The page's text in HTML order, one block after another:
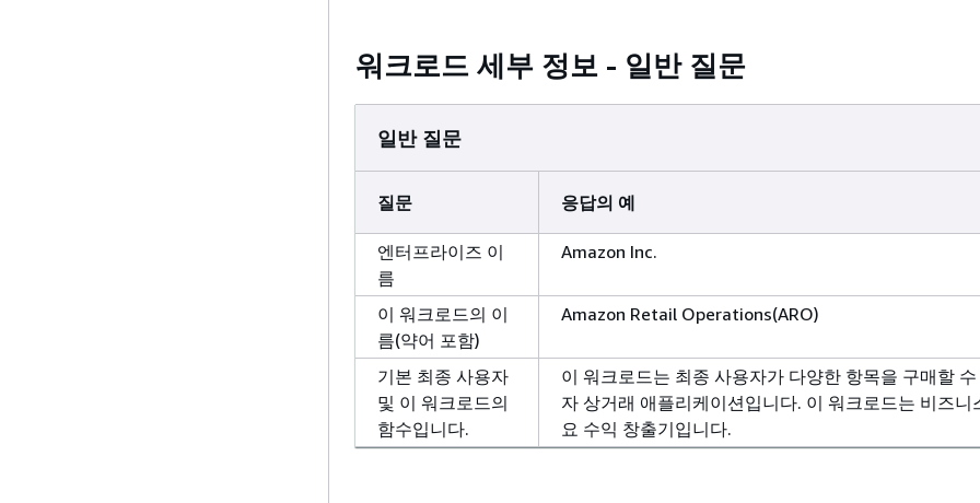
워크로드 세부 정보 - 일반 질문
일반 질문
질문 응답의 예
엔터프라이즈 이
름
Amazon Inc.
이 워크로드의 이
름(약어 포함)
Amazon Retail Operations(ARO)
기본 최종 사용자
및 이 워크로드의
함수입니다.
이 워크로드는 최종 사용자가 다양한 항목을 구매할 수
자 상거래 애플리케이션입니다. 이 워크로드는 비즈니
요 수익 창출기입니다.